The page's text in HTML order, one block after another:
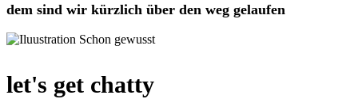
dem sind wir kürzlich über den weg gelaufen
let's get chatty